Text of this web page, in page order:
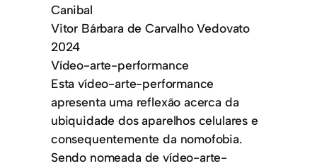
Canibal
Vitor Bárbara de Carvalho Vedovato
2024
Vídeo-arte-performance
Esta vídeo-arte-performance
apresenta uma reflexão acerca da
ubiquidade dos aparelhos celulares e
consequentemente da nomofobia.
Sendo nomeada de vídeo-arte-